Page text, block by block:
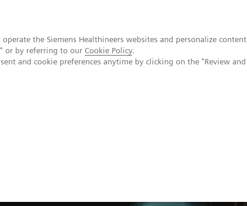
the Siemens Healthineers websites and personalize content
or by referring to our Cookie Policy.
and cookie preferences anytime by clicking on the "Review and